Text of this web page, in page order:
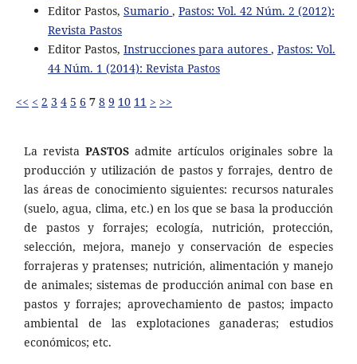
Editor Pastos, Sumario , Pastos: Vol. 42 Núm. 2 (2012):
Revista Pastos
Editor Pastos, Instrucciones para autores , Pastos: Vol.
44 Núm. 1 (2014): Revista Pastos
<< < 2 3 4 5 6 7 8 9 10 11 > >>
La revista PASTOS admite artículos originales sobre la
producción y utilización de pastos y forrajes, dentro de
las áreas de conocimiento siguientes: recursos naturales
(suelo, agua, clima, etc.) en los que se basa la producción
de pastos y forrajes; ecología, nutrición, protección,
selección, mejora, manejo y conservación de especies
forrajeras y pratenses; nutrición, alimentación y manejo
de animales; sistemas de producción animal con base en
pastos y forrajes; aprovechamiento de pastos; impacto
ambiental de las explotaciones ganaderas; estudios
económicos; etc.